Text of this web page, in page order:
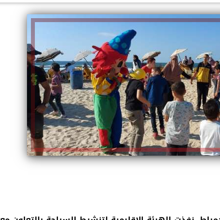
إلهام شرشر تكتب: دي مبقتش كورة..
دي سياسة
الكاتبة إلهام شرشر تهنئ الرئيس